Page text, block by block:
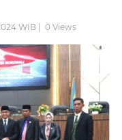
WIB | 0Views